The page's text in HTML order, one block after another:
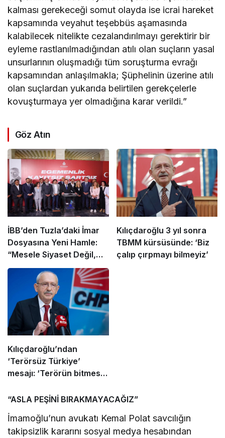
kalması gerekeceği somut olayda ise icrai hareket
kapsamında veyahut teşebbüs aşamasında
kalabilecek nitelikte cezalandırılmayı gerektirir bir
eyleme rastlanılmadığından atılı olan suçların yasal
unsurlarının oluşmadığı tüm soruşturma evrağı
kapsamından anlaşılmakla; Şüphelinin üzerine atılı
olan suçlardan yukarıda belirtilen gerekçelerle
kovuşturmaya yer olmadığına karar verildi.”
Göz Atın
İBB’den Tuzla’daki İmar
Dosyasına Yeni Hamle:
“Mesele Siyaset Değil,
Kamu Yararı”
Kılıçdaroğlu 3 yıl sonra
TBMM kürsüsünde: ‘Biz
çalıp çırpmayı bilmeyiz’
Kılıçdaroğlu’ndan
‘Terörsüz Türkiye’
mesajı: ‘Terörün bitmesi
çizgimizdir’
“ASLA PEŞİNİ BIRAKMAYACAĞIZ”
İmamoğlu’nun avukatı Kemal Polat savcılığın
takipsizlik kararını sosyal medya hesabından